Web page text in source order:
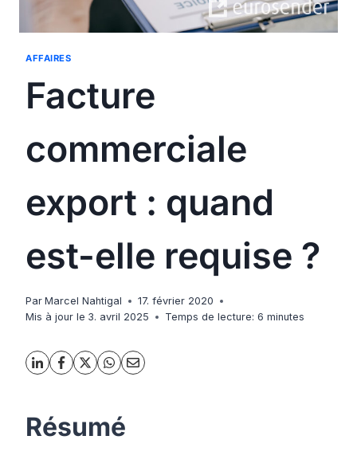
AFFAIRES
Facture
commerciale
export : quand
est-elle requise ?
Par Marcel Nahtigal
17. février 2020
Mis à jour le 3. avril 2025 Temps de lecture: 6minutes
Résumé